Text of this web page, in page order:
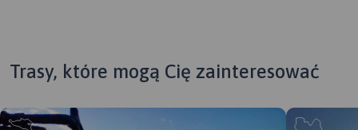
Trasy, które mogą Cię zainteresować